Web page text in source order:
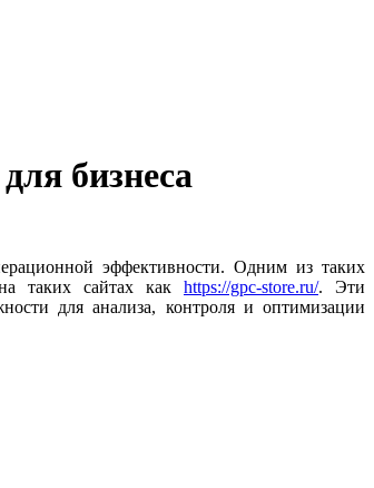
бизнеса
эффективности. Одним из таких
таких сайтах как https://gpc-store.ru/. Эти
для анализа, контроля и оптимизации